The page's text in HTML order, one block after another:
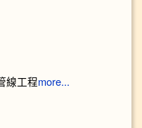
線工程more...